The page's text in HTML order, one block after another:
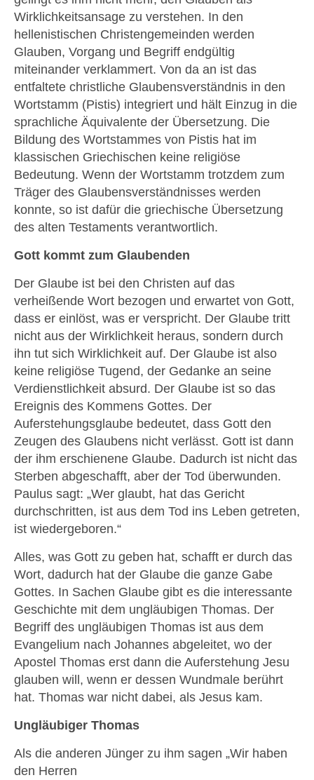
Wirklichkeitsansage zu verstehen. In den
hellenistischen Christengemeinden werden
Glauben, Vorgang und Begriff endgültig
miteinander verklammert. Von da an ist das
entfaltete christliche Glaubensverständnis in den
Wortstamm (Pistis) integriert und hält Einzug in die
sprachliche Äquivalente der Übersetzung. Die
Bildung des Wortstammes von Pistis hat im
klassischen Griechischen keine religiöse
Bedeutung. Wenn der Wortstamm trotzdem zum
Träger des Glaubensverständnisses werden
konnte, so ist dafür die griechische Übersetzung
des alten Testaments verantwortlich.
Gott kommt zum Glaubenden
Der Glaube ist bei den Christen auf das
verheißende Wort bezogen und erwartet von Gott,
dass er einlöst, was er verspricht. Der Glaube tritt
nicht aus der Wirklichkeit heraus, sondern durch
ihn tut sich Wirklichkeit auf. Der Glaube ist also
keine religiöse Tugend, der Gedanke an seine
Verdienstlichkeit absurd. Der Glaube ist so das
Ereignis des Kommens Gottes. Der
Auferstehungsglaube bedeutet, dass Gott den
Zeugen des Glaubens nicht verlässt. Gott ist dann
der ihm erschienene Glaube. Dadurch ist nicht das
Sterben abgeschafft, aber der Tod überwunden.
Paulus sagt: „Wer glaubt, hat das Gericht
durchschritten, ist aus dem Tod ins Leben getreten,
ist wiedergeboren.“
Alles, was Gott zu geben hat, schafft er durch das
Wort, dadurch hat der Glaube die ganze Gabe
Gottes. In Sachen Glaube gibt es die interessante
Geschichte mit dem ungläubigen Thomas. Der
Begriff des ungläubigen Thomas ist aus dem
Evangelium nach Johannes abgeleitet, wo der
Apostel Thomas erst dann die Auferstehung Jesu
glauben will, wenn er dessen Wundmale berührt
hat. Thomas war nicht dabei, als Jesus kam.
Ungläubiger Thomas
Als die anderen Jünger zu ihm sagen „Wir haben
den Herren